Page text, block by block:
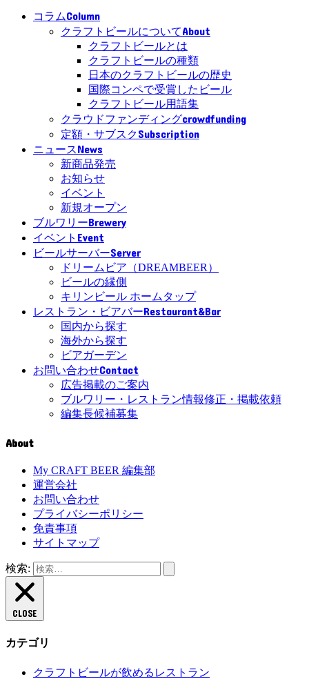
コラムColumn
クラフトビールについてAbout
クラフトビールとは
クラフトビールの種類
日本のクラフトビールの歴史
国際コンペで受賞したビール
クラフトビール用語集
クラウドファンディングcrowdfunding
定額・サブスクSubscription
ニュースNews
新商品発売
お知らせ
イベント
新規オープン
ブルワリーBrewery
イベント Event
ビールサーバーServer
ドリームビア（DREAMBEER）
ビールの縁側
キリンビール ホームタップ
レストラン・ビアバーRestaurant&Bar
国内から探す
海外から探す
ビアガーデン
お問い合わせContact
広告掲載のご案内
ブルワリー・レストラン情報修正・掲載依頼
編集長候補募集
About
My CRAFT BEER 編集部
運営会社
お問い合わせ
プライバシーポリシー
免責事項
サイトマップ
検索:
CLOSE
カテゴリ
クラフトビールが飲めるレストラン